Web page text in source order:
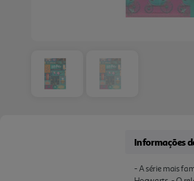
Informações
- A série mais